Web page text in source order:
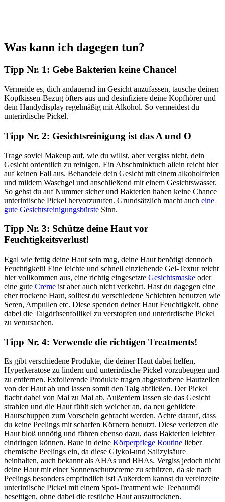
Was kann ich dagegen tun?
Tipp Nr. 1: Gebe Bakterien keine Chance!
Vermeide es, dich andauernd im Gesicht anzufassen, tausche deinen
Kopfkissen-Bezug öfters aus und desinfiziere deine Kopfhörer und
dein Handydisplay regelmäßig mit Alkohol. So vermeidest du
unterirdische Pickel.
Tipp Nr. 2: Gesichtsreinigung ist das A und O
Trage soviel Makeup auf, wie du willst, aber vergiss nicht, dein
Gesicht ordentlich zu reinigen. Ein Abschminktuch allein reicht hier
auf keinen Fall aus. Behandele dein Gesicht mit einem alkoholfreien
und mildem Waschgel und anschließend mit einem Gesichtswasser.
So gehst du auf Nummer sicher und Bakterien haben keine Chance
unterirdische Pickel hervorzurufen. Grundsätzlich macht auch eine
gute Gesichtsreinigungsbürste Sinn.
Tipp Nr. 3: Schütze deine Haut vor
Feuchtigkeitsverlust!
Egal wie fettig deine Haut sein mag, deine Haut benötigt dennoch
Feuchtigkeit! Eine leichte und schnell einziehende Gel-Textur reicht
hier vollkommen aus, eine richtig eingesetzte Gesichtsmaske oder
eine gute Creme ist aber auch nicht verkehrt. Hast du dagegen eine
eher trockene Haut, solltest du verschiedene Schichten benutzen wie
Seren, Ampullen etc. Diese spenden deiner Haut Feuchtigkeit, ohne
dabei die Talgdrüsenfollikel zu verstopfen und unterirdische Pickel
zu verursachen.
Tipp Nr. 4: Verwende die richtigen Treatments!
Es gibt verschiedene Produkte, die deiner Haut dabei helfen,
Hyperkeratose zu lindern und unterirdische Pickel vorzubeugen und
zu entfernen. Exfolierende Produkte tragen abgestorbene Hautzellen
von der Haut ab und lassen somit den Talg abfließen. Der Pickel
flacht dabei von Mal zu Mal ab. Außerdem lassen sie das Gesicht
strahlen und die Haut fühlt sich weicher an, da neu gebildete
Hautschuppen zum Vorschein gebracht werden. Achte darauf, dass
du keine Peelings mit scharfen Körnern benutzt. Diese verletzen die
Haut bloß unnötig und führen ebenso dazu, dass Bakterien leichter
eindringen können. Baue in deine Körperpflege Routine lieber
chemische Peelings ein, da diese Glykol-und Salizylsäure
beinhalten, auch bekannt als AHAs und BHAs. Vergiss jedoch nicht
deine Haut mit einer Sonnenschutzcreme zu schützen, da sie nach
Peelings besonders empfindlich ist! Außerdem kannst du vereinzelte
unterirdische Pickel mit einem Spot-Treatment wie Teebaumöl
beseitigen, ohne dabei die restliche Haut auszutrocknen.